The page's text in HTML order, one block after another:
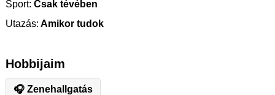
Sport: Csak tévében
Utazás: Amikor tudok
Hobbijaim
🎧 Zenehallgatás